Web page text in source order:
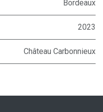
Bordeaux
2023
Château Carbonnieux